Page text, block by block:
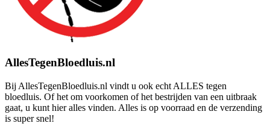
AllesTegenBloedluis.nl
Bij AllesTegenBloedluis.nl vindt u ook echt ALLES tegen
bloedluis. Of het om voorkomen of het bestrijden van een uitbraak
gaat, u kunt hier alles vinden. Alles is op voorraad en de verzending
is super snel!